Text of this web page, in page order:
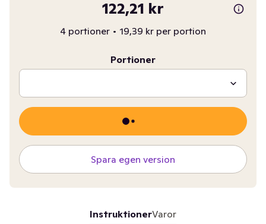
122,21 kr
4 portioner • 19,39 kr per portion
Portioner
Spara egen version
InstruktionerVaror